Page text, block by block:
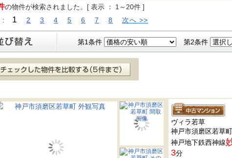
の物件が検索されました。[ 表示 ： 1～20件 ]
:
1 2 3 4 5 6 7 8 次へ >>
第1条件 第2条件
ヴィラ若草
神戸市須磨区若草
神戸地下鉄西神線
3分